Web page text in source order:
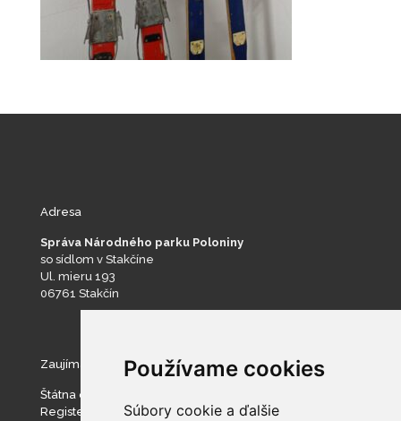
Používame cookies
Súbory cookie a ďalšie
Adresa
Správa Národného parku Poloniny
so sídlom v Stakčíne
Ul. mieru 193
06761 Stakčín
Zaujímavé stránky
Štátna ochrana prírody SR
Register ponúkaného majetku štátu